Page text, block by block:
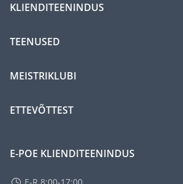
KLIENDITEENINDUS
TEENUSED
MEISTRIKLUBI
ETTEVÕTTEST
E-POE KLIENDITEENINDUS